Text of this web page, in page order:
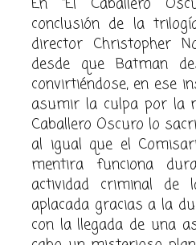
conclusión de la
director Christopher
desde que Batman
convirtiéndose, en ese
asumir la culpa por la
Caballero Oscuro lo
al igual que el
mentira funciona
actividad criminal de
aplacada gracias a la
con la llegada de una